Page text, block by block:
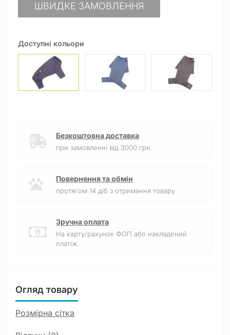
Доступні кольори
ШВИДКЕ ЗАМОВЛЕННЯ
Безкоштовна доставка
при замовленні від 3000 грн.
Повернення та обмін
протягом 14 діб з отримання товару
Зручна оплата
На карту/рахунок ФОП або накладений
платіж.
Огляд товару
Розмірна сітка